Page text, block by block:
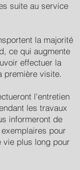
suite au service
la majorité
ce qui augmente
effectuer la
première visite.
l'entretien
les travaux
informeront de
pour
vie plus long pour